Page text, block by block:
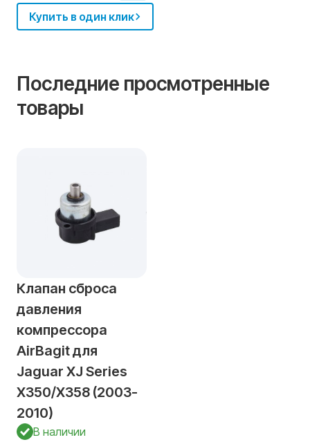
Купить в один клик
Последние просмотренные
товары
Клапан сброса
давления
компрессора
AirBagit для
Jaguar XJ Series
X350/X358 (2003-
2010)
В наличии